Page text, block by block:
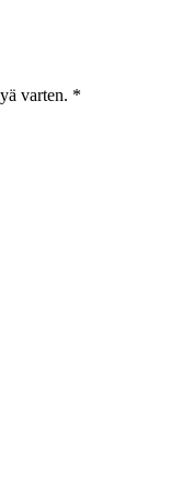
varten. *